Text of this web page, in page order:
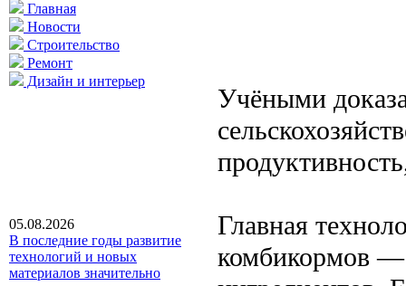
Главная
Новости
Строительство
Ремонт
Дизайн и интерьер
05.08.2026
В последние годы развитие
технологий и новых
материалов значительно
Учёными
Главная
комбикормов —